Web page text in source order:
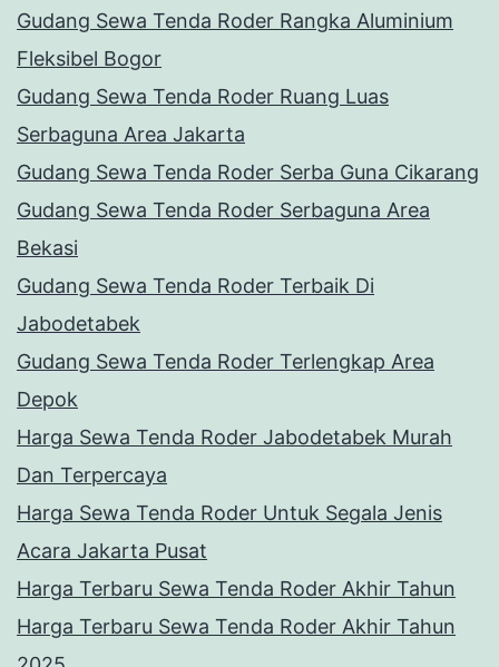
Gudang Sewa Tenda Roder Rangka Aluminium
Fleksibel Bogor
Gudang Sewa Tenda Roder Ruang Luas
Serbaguna Area Jakarta
Gudang Sewa Tenda Roder Serba Guna Cikarang
Gudang Sewa Tenda Roder Serbaguna Area
Bekasi
Gudang Sewa Tenda Roder Terbaik Di
Jabodetabek
Gudang Sewa Tenda Roder Terlengkap Area
Depok
Harga Sewa Tenda Roder Jabodetabek Murah
Dan Terpercaya
Harga Sewa Tenda Roder Untuk Segala Jenis
Acara Jakarta Pusat
Harga Terbaru Sewa Tenda Roder Akhir Tahun
Harga Terbaru Sewa Tenda Roder Akhir Tahun